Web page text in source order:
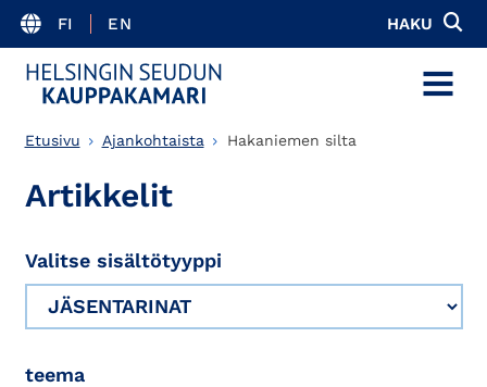
FI EN HAKU
MENU
Etusivu Ajankohtaista Hakaniemen silta
Artikkelit
Valitse sisältötyyppi
teema